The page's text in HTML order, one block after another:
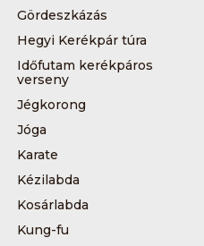
Gördeszkázás
Hegyi Kerékpár túra
Időfutam kerékpáros
verseny
Jégkorong
Jóga
Karate
Kézilabda
Kosárlabda
Kung-fu